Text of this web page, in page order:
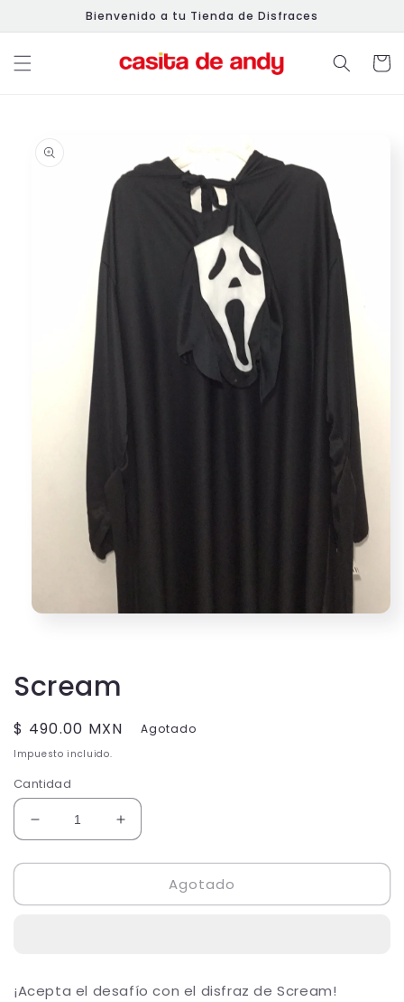
directamente
al contenido
Bienvenido a tu Tienda de Disfraces
Carrito
información
una
Scream
Precio
habitual
$ 490.00 MXN Agotado
Impuesto incluido.
Cantidad
Reducir
cantidad
para
Aumentar
cantidad
para
ScreamAgotado
¡Acepta el desafío con el disfraz de Scream!